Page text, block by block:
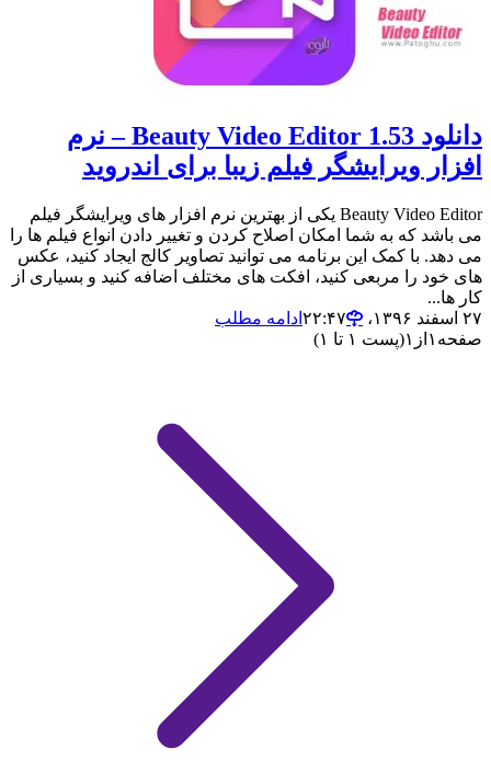
دانلود Beauty Video Editor 1.53 – نرم
افزار ویرایشگر فیلم زیبا برای اندروید
Beauty Video Editor یکی از بهترین نرم افزار های ویرایشگر فیلم
می باشد که به شما امکان اصلاح کردن و تغییر دادن انواع فیلم ها را
می دهد. با کمک این برنامه می توانید تصاویر کالج ایجاد کنید، عکس
های خود را مربعی کنید، افکت های مختلف اضافه کنید و بسیاری از
کار ها...
۲۷ اسفند ۱۳۹۶،‏ ۲۲:۴۷
ادامه مطلب
صفحه ۱ از ۱(پست ۱ تا ۱)